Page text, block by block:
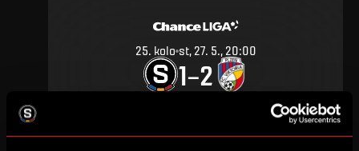
25. kolo st, 27. 5., 20:00
1–2